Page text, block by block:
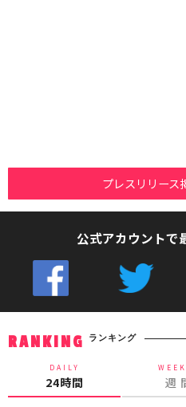
プレスリリース
公式アカウントで
RANKING ランキング
DAILY
24時間 週